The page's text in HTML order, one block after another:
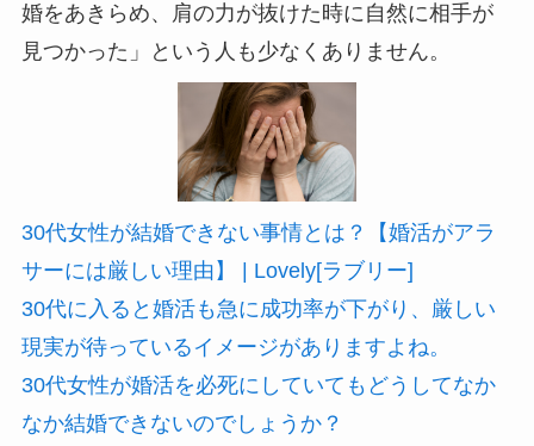
婚をあきらめ、肩の力が抜けた時に自然に相手が
見つかった」という人も少なくありません。
30代女性が結婚できない事情とは？【婚活がアラ
サーには厳しい理由】 | Lovely[ラブリー]
30代に入ると婚活も急に成功率が下がり、厳しい
現実が待っているイメージがありますよね。
30代女性が婚活を必死にしていてもどうしてなか
なか結婚できないのでしょうか？